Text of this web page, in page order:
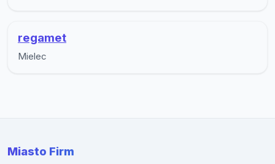
regamet
Mielec
Miasto Firm